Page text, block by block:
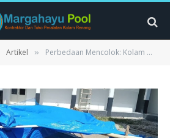
Artikel » Perbedaan Mencolok: Kolam Renang VS Kolam Lainnya